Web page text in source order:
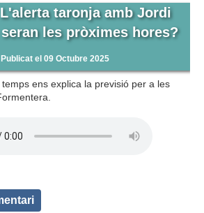
L'alerta taronja amb Jordi
les pròximes hores?
Publicat el 09 Octubre 2025
ens explica la previsió per a les